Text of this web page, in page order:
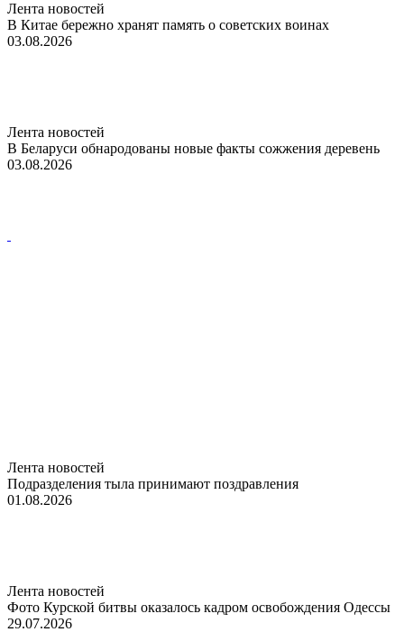
Лента новостей
В Китае бережно хранят память о советских воинах
03.08.2026
Лента новостей
В Беларуси обнародованы новые факты сожжения деревень
03.08.2026
Лента новостей
Подразделения тыла принимают поздравления
01.08.2026
Лента новостей
Фото Курской битвы оказалось кадром освобождения Одессы
29.07.2026